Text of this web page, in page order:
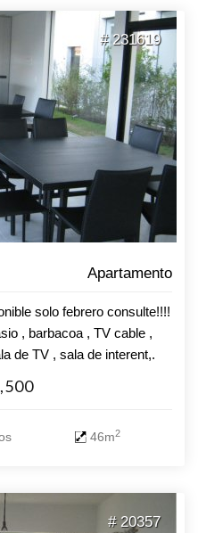
# 231619
Apartamento
solo febrero consulte!!!!
, barbacoa , TV cable ,
de TV , sala de interent,.
dormitorio , un baño , living
46m2
# 20357